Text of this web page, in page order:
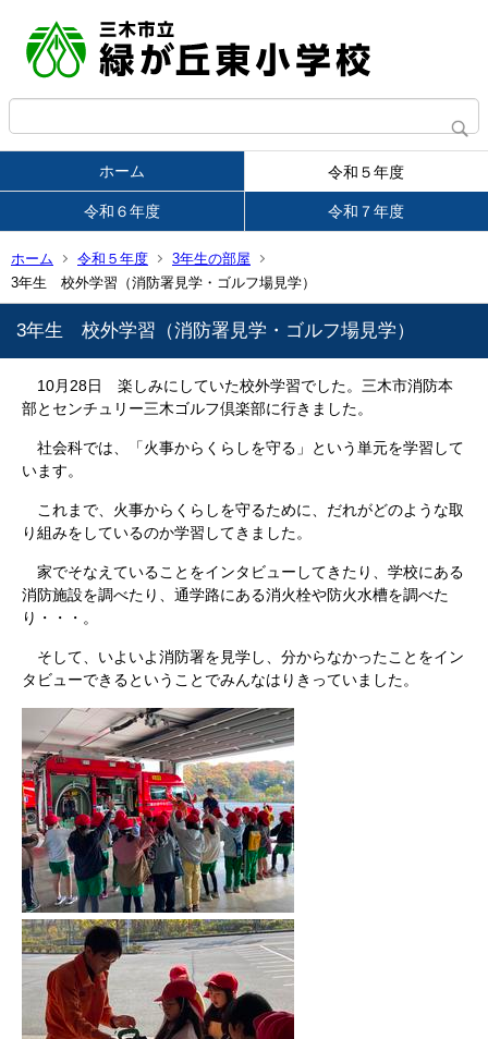
ホーム 令和５年度
令和６年度 令和７年度
ホーム 令和５年度
3年生の部屋
3年生 校外学習（消防署見学・ゴルフ場見学）
3年生 校外学習（消防署見学・ゴルフ場見学）
10月28日 楽しみにしていた校外学習でした。三木市消防本
部とセンチュリー三木ゴルフ倶楽部に行きました。
社会科では、「火事からくらしを守る」という単元を学習して
います。
これまで、火事からくらしを守るために、だれがどのような取
り組みをしているのか学習してきました。
家でそなえていることをインタビューしてきたり、学校にある
消防施設を調べたり、通学路にある消火栓や防火水槽を調べた
り・・・。
そして、いよいよ消防署を見学し、分からなかったことをイン
タビューできるということでみんなはりきっていました。